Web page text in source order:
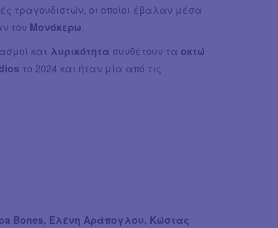
τραγουδιστών, οι οποίοι έβαλαν μέσα
τον Μονόκερω
και λυρικότητα συνθέτουν τα οκτώ
το 2024 και ήταν μία από τις
Bones, Ελένη Αράπογλου, Κώστας